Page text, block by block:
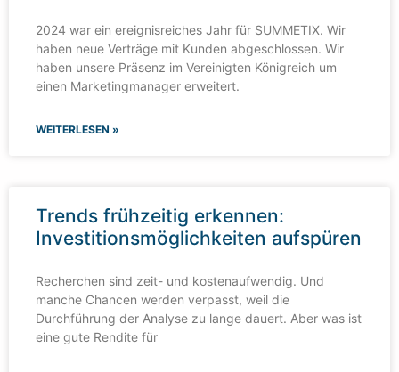
2024 war ein ereignisreiches Jahr für SUMMETIX. Wir
haben neue Verträge mit Kunden abgeschlossen. Wir
haben unsere Präsenz im Vereinigten Königreich um
einen Marketingmanager erweitert.
WEITERLESEN »
Trends frühzeitig erkennen:
Investitionsmöglichkeiten aufspüren
Recherchen sind zeit- und kostenaufwendig. Und
manche Chancen werden verpasst, weil die
Durchführung der Analyse zu lange dauert. Aber was ist
eine gute Rendite für